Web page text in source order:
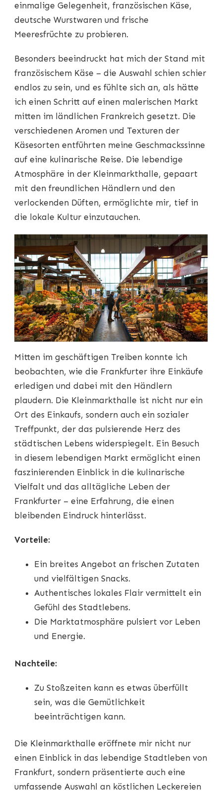
einmalige Gelegenheit, französischen Käse,
deutsche Wurstwaren und frische
Meeresfrüchte zu probieren.
Besonders beeindruckt hat mich der Stand mit
französischem Käse – die Auswahl schien schier
endlos zu sein, und es fühlte sich an, als hätte
ich einen Schritt auf einen malerischen Markt
mitten im ländlichen Frankreich gesetzt. Die
verschiedenen Aromen und Texturen der
Käsesorten entführten meine Geschmackssinne
auf eine kulinarische Reise. Die lebendige
Atmosphäre in der Kleinmarkthalle, gepaart
mit den freundlichen Händlern und den
verlockenden Düften, ermöglichte mir, tief in
die lokale Kultur einzutauchen.
Mitten im geschäftigen Treiben konnte ich
beobachten, wie die Frankfurter ihre Einkäufe
erledigen und dabei mit den Händlern
plaudern. Die Kleinmarkthalle ist nicht nur ein
Ort des Einkaufs, sondern auch ein sozialer
Treffpunkt, der das pulsierende Herz des
städtischen Lebens widerspiegelt. Ein Besuch
in diesem lebendigen Markt ermöglicht einen
faszinierenden Einblick in die kulinarische
Vielfalt und das alltägliche Leben der
Frankfurter – eine Erfahrung, die einen
bleibenden Eindruck hinterlässt.
Vorteile:
Ein breites Angebot an frischen Zutaten
und vielfältigen Snacks.
Authentisches lokales Flair vermittelt ein
Gefühl des Stadtlebens.
Die Marktatmosphäre pulsiert vor Leben
und Energie.
Nachteile:
Zu Stoßzeiten kann es etwas überfüllt
sein, was die Gemütlichkeit
beeinträchtigen kann.
Die Kleinmarkthalle eröffnete mir nicht nur
einen Einblick in das lebendige Stadtleben von
Frankfurt, sondern präsentierte auch eine
umfassende Auswahl an köstlichen Leckereien